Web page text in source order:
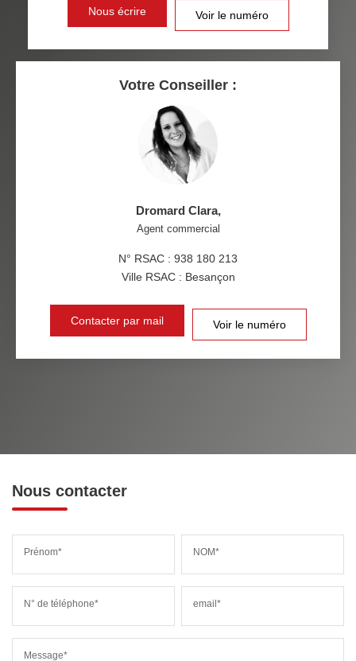
DISTANCE DE L'AÉROPORT :
RESTAURANTS ET CAFÉS COMMERCES
Nous écrire Voir le numéro
Votre Conseiller :
Dromard Clara,
Agent commercial
N° RSAC : 938 180 213
Ville RSAC : Besançon
Contacter par mail Voir le numéro
Nous contacter
Prénom* NOM*
N° de téléphone* email*
Message*